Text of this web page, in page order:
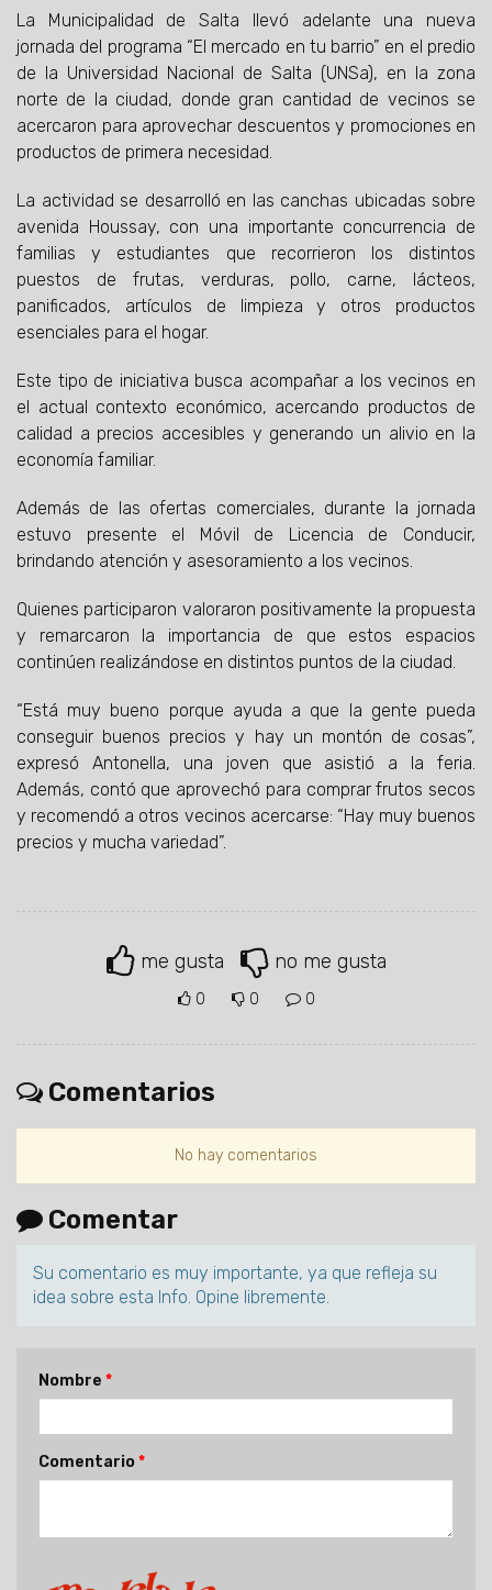
La Municipalidad de Salta llevó adelante una nueva
jornada del programa “El mercado en tu barrio” en el predio
de la Universidad Nacional de Salta (UNSa), en la zona
norte de la ciudad, donde gran cantidad de vecinos se
acercaron para aprovechar descuentos y promociones en
productos de primera necesidad.
La actividad se desarrolló en las canchas ubicadas sobre
avenida Houssay, con una importante concurrencia de
familias y estudiantes que recorrieron los distintos
puestos de frutas, verduras, pollo, carne, lácteos,
panificados, artículos de limpieza y otros productos
esenciales para el hogar.
Este tipo de iniciativa busca acompañar a los vecinos en
el actual contexto económico, acercando productos de
calidad a precios accesibles y generando un alivio en la
economía familiar.
Además de las ofertas comerciales, durante la jornada
estuvo presente el Móvil de Licencia de Conducir,
brindando atención y asesoramiento a los vecinos.
Quienes participaron valoraron positivamente la propuesta
y remarcaron la importancia de que estos espacios
continúen realizándose en distintos puntos de la ciudad.
“Está muy bueno porque ayuda a que la gente pueda
conseguir buenos precios y hay un montón de cosas”,
expresó Antonella, una joven que asistió a la feria.
Además, contó que aprovechó para comprar frutos secos
y recomendó a otros vecinos acercarse: “Hay muy buenos
precios y mucha variedad”.
me gusta no me gusta
0 0 0
Comentarios
No hay comentarios
Comentar
Su comentario es muy importante, ya que refleja su
idea sobre esta Info. Opine libremente.
Nombre
Comentario